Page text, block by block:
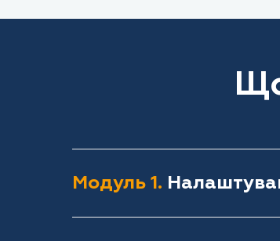
Модуль 1.